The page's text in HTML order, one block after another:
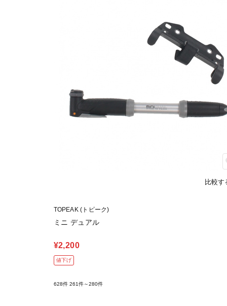
比較す
TOPEAK (トピーク)
ミニ デュアル
¥2,200
値下げ
628件 261件～280件